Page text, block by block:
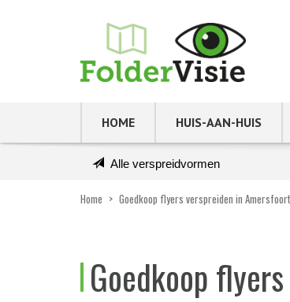
HOME HUIS-AAN-HUIS
Alle verspreidvormen
Home > Goedkoop flyers verspreiden in Amersfoort
Goedkoop